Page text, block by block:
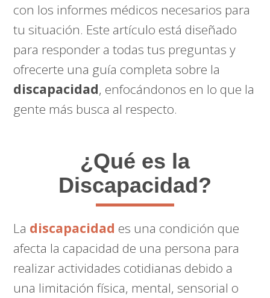
con los informes médicos necesarios para
tu situación. Este artículo está diseñado
para responder a todas tus preguntas y
ofrecerte una guía completa sobre la
discapacidad, enfocándonos en lo que la
gente más busca al respecto.
¿Qué es la
Discapacidad?
La discapacidad es una condición que
afecta la capacidad de una persona para
realizar actividades cotidianas debido a
una limitación física, mental, sensorial o